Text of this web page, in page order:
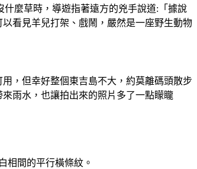
麼草時，導遊指著遠方的兇手說道:「據說
看見羊兒打架、戲鬧，嚴然是一座野生動物
，但幸好整個東吉島不大，約莫離碼頭散步
雨水，也讓拍出來的照片多了一點矇矓
相間的平行橫條紋。